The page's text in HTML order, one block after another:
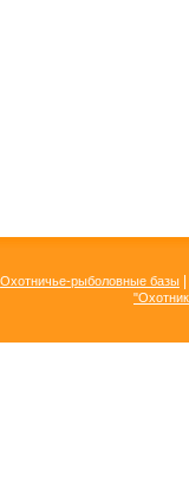
Охотничье-рыболовные базы